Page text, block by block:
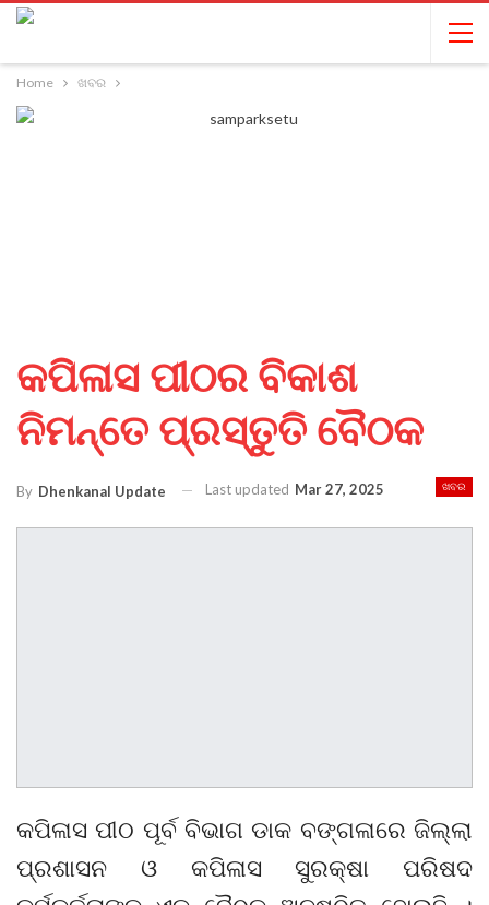
Home ଖବର
କପିଳାସ ପୀଠର ବିକାଶ
ନିମନ୍ତେ ପ୍ରସ୍ତୁତି ବୈଠକ
ଖବର
By Dhenkanal Update Last updated Mar 27, 2025
କପିଳାସ ପୀଠ ପୂର୍ବ ବିଭାଗ ଡାକ ବଙ୍ଗଳାରେ ଜିଲ୍ଲା
ପ୍ରଶାସନ ଓ କପିଳାସ ସୁରକ୍ଷା ପରିଷଦ